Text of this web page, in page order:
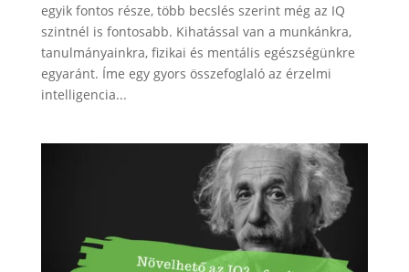
egyik fontos része, több becslés szerint még az IQ
szintnél is fontosabb. Kihatással van a munkánkra,
tanulmányainkra, fizikai és mentális egészségünkre
egyaránt. Íme egy gyors összefoglaló az érzelmi
intelligencia...